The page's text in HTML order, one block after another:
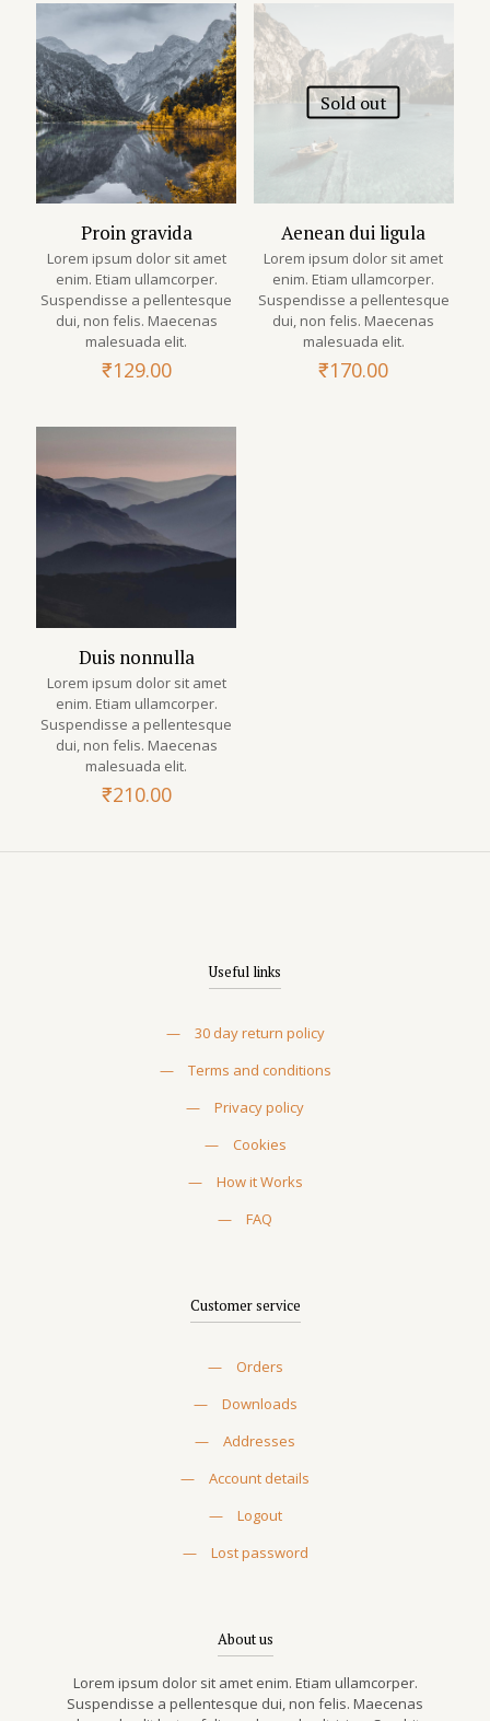
Proin gravida
Lorem ipsum dolor sit amet
enim. Etiam ullamcorper.
Suspendisse a pellentesque
dui, non felis. Maecenas
malesuada elit.
₹129.00
Sold out
Aenean dui ligula
Lorem ipsum dolor sit amet
enim. Etiam ullamcorper.
Suspendisse a pellentesque
dui, non felis. Maecenas
malesuada elit.
₹170.00
Duis nonnulla
Lorem ipsum dolor sit amet
enim. Etiam ullamcorper.
Suspendisse a pellentesque
dui, non felis. Maecenas
malesuada elit.
₹210.00
Useful links
—
30 day return policy
—
Terms and conditions
—
Privacy policy
—
Cookies
—
How it Works
—
FAQ
Customer service
—
Orders
—
Downloads
—
Addresses
—
Account details
—
Logout
—
Lost password
About us
Lorem ipsum dolor sit amet enim. Etiam ullamcorper.
Suspendisse a pellentesque dui, non felis. Maecenas